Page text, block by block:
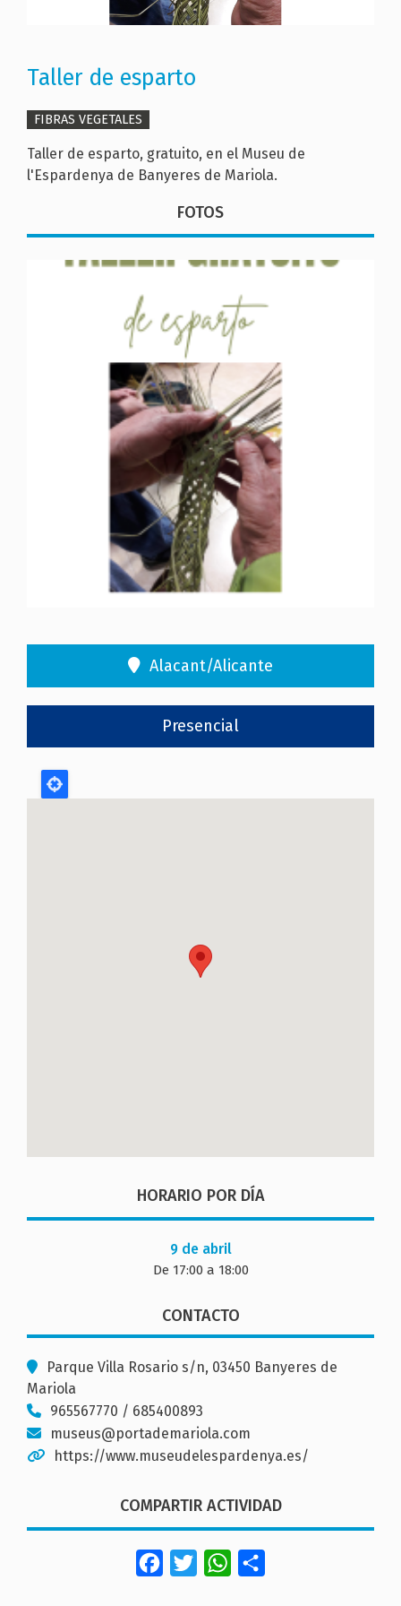
Taller de esparto
FIBRAS VEGETALES
Taller de esparto, gratuito, en el Museu de
l'Espardenya de Banyeres de Mariola.
FOTOS
Alacant/Alicante
Presencial
HORARIO POR DÍA
9 de abril
De 17:00 a 18:00
CONTACTO
Parque Villa Rosario s/n, 03450 Banyeres de
Mariola
965567770 / 685400893
museus@portademariola.com
https://www.museudelespardenya.es/
COMPARTIR ACTIVIDAD
FacebookTwitterWhatsApp